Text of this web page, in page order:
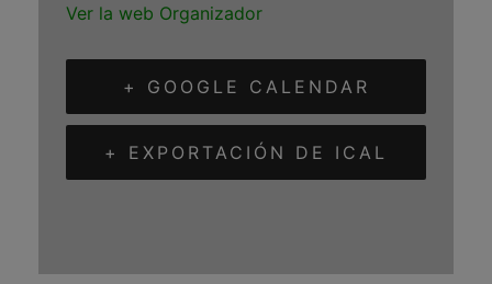
Ver la web Organizador
+ GOOGLE CALENDAR
+ EXPORTACIÓN DE ICAL